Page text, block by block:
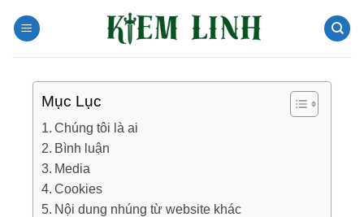
đến
Mục Lục
Chúng tôi là ai
Bình luận
Media
Cookies
Nội dung nhúng từ website khác